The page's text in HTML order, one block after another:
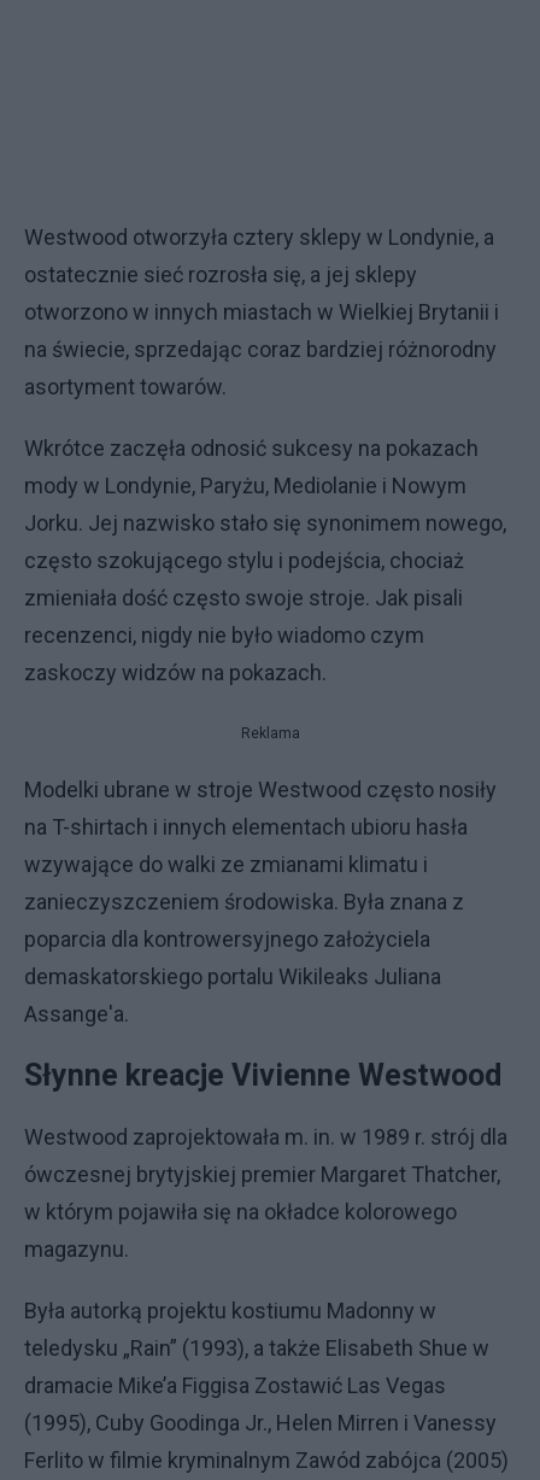
Westwood otworzyła cztery sklepy w Londynie, a
ostatecznie sieć rozrosła się, a jej sklepy
otworzono w innych miastach w Wielkiej Brytanii i
na świecie, sprzedając coraz bardziej różnorodny
asortyment towarów.
Wkrótce zaczęła odnosić sukcesy na pokazach
mody w Londynie, Paryżu, Mediolanie i Nowym
Jorku. Jej nazwisko stało się synonimem nowego,
często szokującego stylu i podejścia, chociaż
zmieniała dość często swoje stroje. Jak pisali
recenzenci, nigdy nie było wiadomo czym
zaskoczy widzów na pokazach.
Reklama
Modelki ubrane w stroje Westwood często nosiły
na T-shirtach i innych elementach ubioru hasła
wzywające do walki ze zmianami klimatu i
zanieczyszczeniem środowiska. Była znana z
poparcia dla kontrowersyjnego założyciela
demaskatorskiego portalu Wikileaks Juliana
Assange'a.
Słynne kreacje Vivienne Westwood
Westwood zaprojektowała m. in. w 1989 r. strój dla
ówczesnej brytyjskiej premier Margaret Thatcher,
w którym pojawiła się na okładce kolorowego
magazynu.
Była autorką projektu kostiumu Madonny w
teledysku „Rain” (1993), a także Elisabeth Shue w
dramacie Mike’a Figgisa Zostawić Las Vegas
(1995), Cuby Goodinga Jr., Helen Mirren i Vanessy
Ferlito w filmie kryminalnym Zawód zabójca (2005)